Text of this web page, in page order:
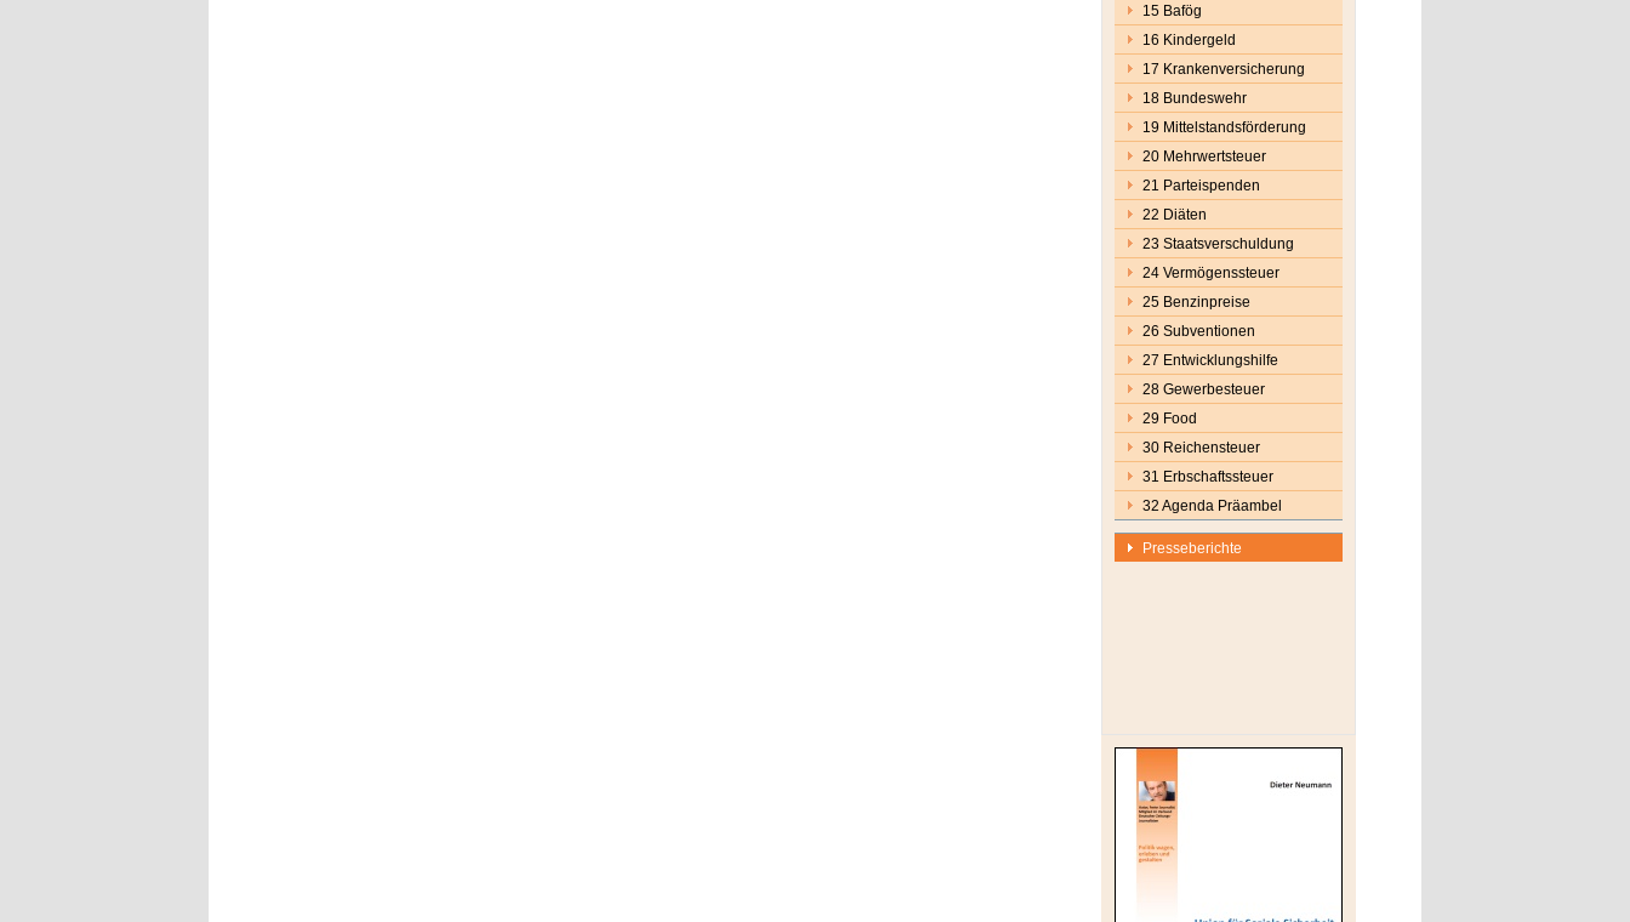
15 Bafög
16 Kindergeld
17 Krankenversicherung
18 Bundeswehr
19 Mittelstandsförderung
20 Mehrwertsteuer
21 Parteispenden
22 Diäten
23 Staatsverschuldung
24 Vermögenssteuer
25 Benzinpreise
26 Subventionen
27 Entwicklungshilfe
28 Gewerbesteuer
29 Food
30 Reichensteuer
31 Erbschaftssteuer
32 Agenda Präambel
Presseberichte